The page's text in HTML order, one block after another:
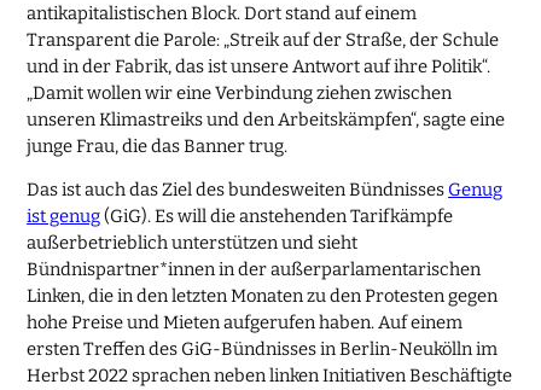
antikapitalistischen Block. Dort stand auf einem
Transparent die Parole: „Streik auf der Straße, der Schule
und in der Fabrik, das ist unsere Antwort auf ihre Politik“.
„Damit wollen wir eine Verbindung ziehen zwischen
unseren Klimastreiks und den Arbeitskämpfen“, sagte eine
junge Frau, die das Banner trug.
Das ist auch das Ziel des bundesweiten Bündnisses Genug
ist genug(GiG). Es will die anstehenden Tarifkämpfe
außerbetrieblich unterstützen und sieht
Bündnispartner*innen in der außerparlamentarischen
Linken, die in den letzten Monaten zu den Protesten gegen
hohe Preise und Mieten aufgerufen haben. Auf einem
ersten Treffen des GiG-Bündnisses in Berlin-Neukölln im
Herbst 2022 sprachen neben linken Initiativen Beschäftigte